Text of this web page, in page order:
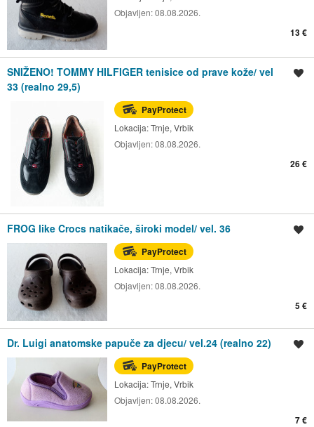
Objavljen:08.08.2026.
13 €
SNIŽENO! TOMMY HILFIGER tenisice od prave kože/ vel
33 (realno 29,5)
PayProtect
Lokacija:Trnje, Vrbik
Objavljen:08.08.2026.
26 €
FROG like Crocs natikače, široki model/ vel. 36
PayProtect
Lokacija:Trnje, Vrbik
Objavljen:08.08.2026.
5 €
Dr. Luigi anatomske papuče za djecu/ vel.24 (realno 22)
PayProtect
Lokacija:Trnje, Vrbik
Objavljen:08.08.2026.
7 €